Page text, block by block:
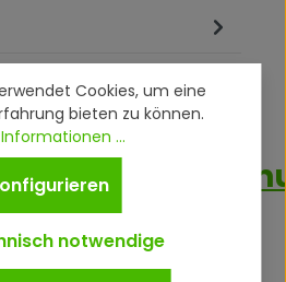
Cookies, um eine
bieten zu können.
...
notwendige